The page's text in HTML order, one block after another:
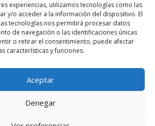
experiencias, utilizamos tecnologías como las
y/o acceder a la información del dispositivo. El
tecnologías nos permitirá procesar datos
de navegación o las identificaciones únicas
o retirar el consentimiento, puede afectar
características y funciones.
Aceptar
Denegar
TODAS LAS MEMORIAS